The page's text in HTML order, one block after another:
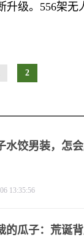
级。556架无
2
水饺男装，怎会
13:35:56
的瓜子：荒诞